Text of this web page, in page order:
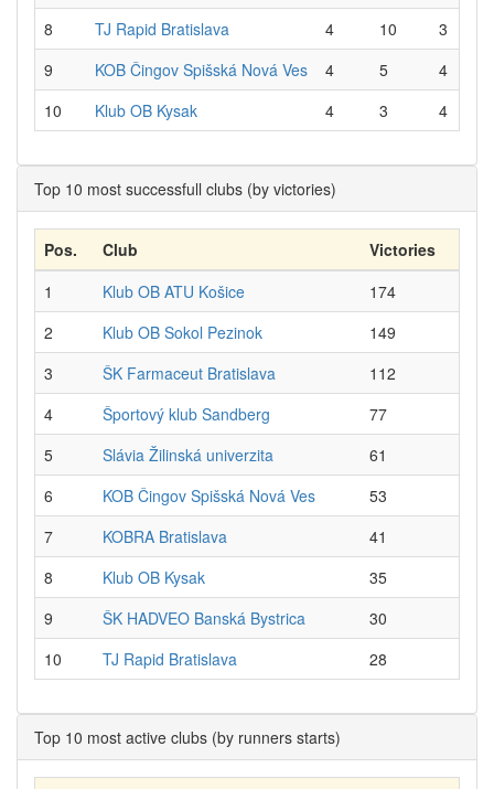
8
TJ Rapid Bratislava 4 10
3
9
KOB Čingov Spišská Nová Ves 4 5
4
10
Klub OB Kysak 4 3 4
Top 10 most successfull clubs (by victories)
Pos. Club
Victories
1
Klub OB ATU Košice
174
2
Klub OB Sokol Pezinok
149
3
ŠK Farmaceut Bratislava
112
4
Športový klub Sandberg
77
5
Slávia Žilinská univerzita
61
6
KOB Čingov Spišská Nová Ves
53
7
KOBRA Bratislava
41
8
Klub OB Kysak
35
9
ŠK HADVEO Banská Bystrica
30
10
TJ Rapid Bratislava 28
Top 10 most active clubs (by runners starts)